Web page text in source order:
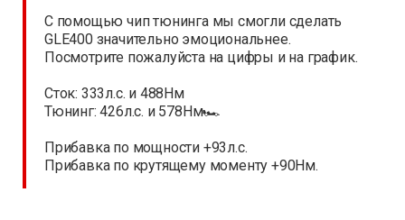
С помощью чип тюнинга мы смогли сделать
GLE400 значительно эмоциональнее.
Посмотрите пожалуйста на цифры и на график.
Сток: 333л.с. и 488Нм
Тюнинг: 426л.с. и 578Нм🏎
Прибавка по мощности +93л.с.
Прибавка по крутящему моменту +90Нм.